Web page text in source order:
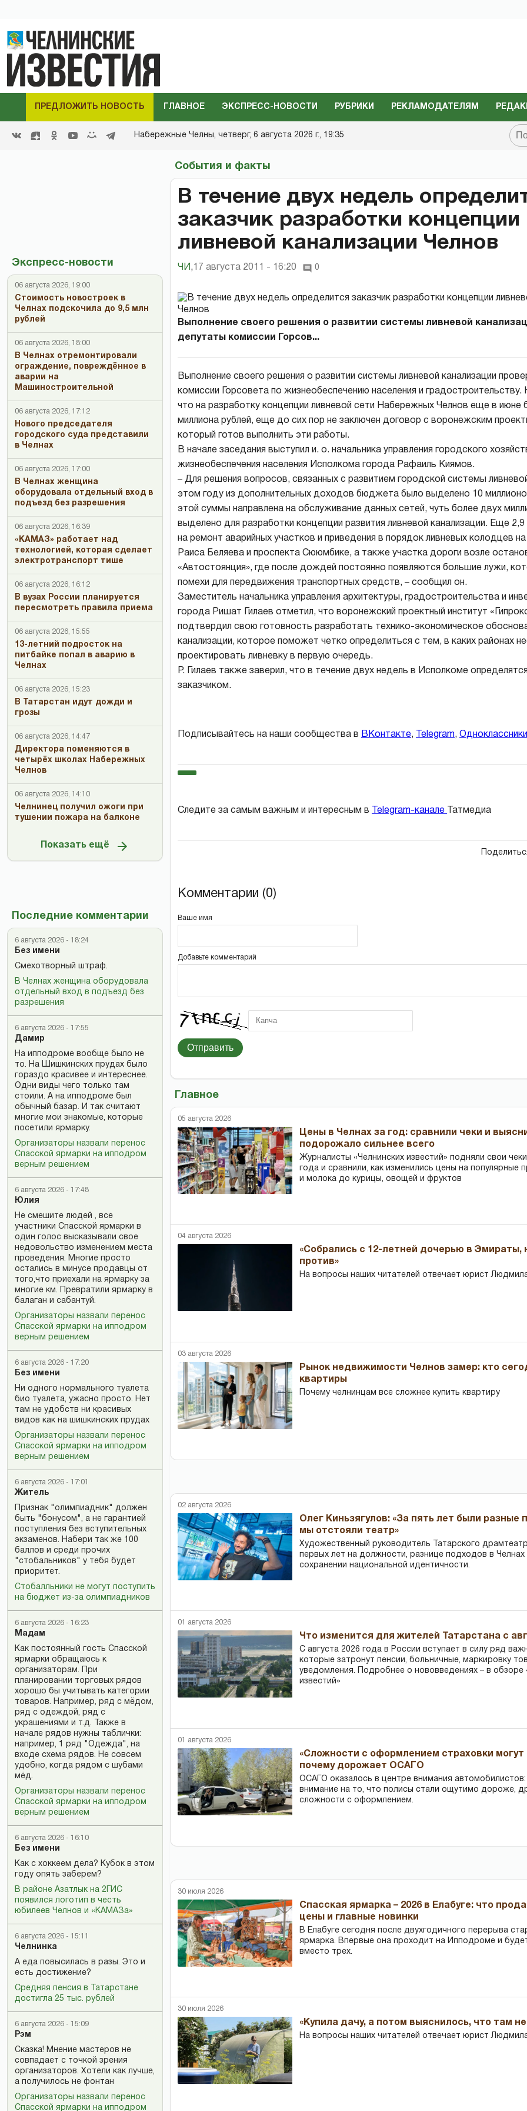
ПРЕДЛОЖИТЬ НОВОСТЬ ГЛАВНОЕ ЭКСПРЕСС-НОВОСТИ РУБРИКИ РЕКЛАМОДАТЕЛЯМ
Набережные Челны, четверг, 6 августа 2026 г., 19:35
Экспресс-новости
06 августа 2026, 19:00
Стоимость новостроек в
Челнах подскочила до 9,5 млн
рублей
06 августа 2026, 18:00
В Челнах отремонтировали
ограждение, повреждённое в
аварии на
Машиностроительной
06 августа 2026, 17:12
Нового председателя
городского суда представили
в Челнах
06 августа 2026, 17:00
В Челнах женщина
оборудовала отдельный вход в
подъезд без разрешения
06 августа 2026, 16:39
«КАМАЗ» работает над
технологией, которая сделает
электротранспорт тише
06 августа 2026, 16:12
В вузах России планируется
пересмотреть правила приема
06 августа 2026, 15:55
13-летний подросток на
питбайке попал в аварию в
Челнах
06 августа 2026, 15:23
В Татарстан идут дожди и
грозы
06 августа 2026, 14:47
Директора поменяются в
четырёх школах Набережных
Челнов
06 августа 2026, 14:10
Челнинец получил ожоги при
тушении пожара на балконе
Показать ещё
Последние комментарии
6 августа 2026 - 18:24
Без имени
Смехотворный штраф.
В Челнах женщина оборудовала
отдельный вход в подъезд без
разрешения
6 августа 2026 - 17:55
Дамир
На ипподроме вообще было не
то. На Шишкинских прудах было
гораздо красивее и интереснее.
Одни виды чего только там
стоили. А на ипподроме был
обычный базар. И так считают
многие мои знакомые, которые
посетили ярмарку.
Организаторы назвали перенос
Спасской ярмарки на ипподром
верным решением
6 августа 2026 - 17:48
Юлия
Не смешите людей , все
участники Спасской ярмарки в
один голос высказывали свое
недовольство изменением места
проведения. Многие просто
остались в минусе продавцы от
того,что приехали на ярмарку за
многие км. Превратили ярмарку в
балаган и сабантуй.
Организаторы назвали перенос
Спасской ярмарки на ипподром
верным решением
6 августа 2026 - 17:20
Без имени
Ни одного нормального туалета
био туалета, ужасно просто. Нет
там не удобств ни красивых
видов как на шишкинских прудах
Организаторы назвали перенос
Спасской ярмарки на ипподром
верным решением
6 августа 2026 - 17:01
Житель
Признак "олимпиадник" должен
быть "бонусом", а не гарантией
поступления без вступительных
экзаменов. Набери так же 100
баллов и среди прочих
"стобальников" у тебя будет
приоритет.
Стобалльники не могут поступить
на бюджет из-за олимпиадников
6 августа 2026 - 16:23
Мадам
Как постоянный гость Спасской
ярмарки обращаюсь к
организаторам. При
планировании торговых рядов
хорошо бы учитывать категории
товаров. Например, ряд с мёдом,
ряд с одеждой, ряд с
украшениями и т.д. Также в
начале рядов нужны таблички:
например, 1 ряд "Одежда", на
входе схема рядов. Не совсем
удобно, когда рядом с шубами
мёд.
Организаторы назвали перенос
Спасской ярмарки на ипподром
верным решением
6 августа 2026 - 16:10
Без имени
Как с хоккеем дела? Кубок в этом
году опять заберем?
В районе Азатлык на 2ГИС
появился логотип в честь
юбилеев Челнов и «КАМАЗа»
6 августа 2026 - 15:11
Челнинка
А еда повысилась в разы. Это и
есть достижение?
Средняя пенсия в Татарстане
достигла 25 тыс. рублей
6 августа 2026 - 15:09
Рэм
Сказка! Мнение мастеров не
совпадает с точкой зрения
организаторов. Хотели как лучше,
а получилось не фонтан
Организаторы назвали перенос
Спасской ярмарки на ипподром
События и факты
В течение двух недель
заказчик разработки концепции
ливневой канализации Челнов
ЧИ , 17 августа 2011 - 16:20 0
Выполнение своего решения о развитии системы ливневой
депутаты комиссии Горсов...
Выполнение своего решения о развитии системы ливневой канализации
комиссии Горсовета по жизнеобеспечению населения и
что на разработку концепции ливневой сети Набережных Челнов еще в июне
миллиона рублей, еще до сих пор не заключен договор с воронежским
который готов выполнить эти работы.
В начале заседания выступил и. о. начальника управления городского
жизнеобеспечения населения Исполкома города Рафаиль Киямов.
– Для решения вопросов, связанных с развитием городской системы
этом году из дополнительных доходов бюджета было выделено 10
этой суммы направлена на обслуживание данных сетей, чуть более двух
выделено для разработки концепции развития ливневой канализации. Еще 2,9
на ремонт аварийных участков и приведения в порядок ливневых колодцев
Раиса Беляева и проспекта Сююмбике, а также участка дороги возле
«Автостоянция», где после дождей постоянно появляются большие лужи,
помехи для передвижения транспортных средств, – сообщил он.
Заместитель начальника управления архитектуры, градостроительства и
города Ришат Гилаев отметил, что воронежский проектный институт
подтвердил свою готовность разработать технико-экономическое
канализации, которое поможет четко определиться с тем, в каких районах
проектировать ливневку в первую очередь.
Р. Гилаев также заверил, что в течение двух недель в Исполкоме
заказчиком.
Подписывайтесь на наши сообщества в ВКонтакте, Telegram, Одноклассники
Следите за самым важным и интересным в Telegram-канале Татмедиа
Комментарии (0)
Ваше имя
Добавьте комментарий
Отправить
Главное
05 августа 2026
Цены в Челнах за год: сравнили чеки и
подорожало сильнее всего
Журналисты «Челнинских известий» подняли свои
года и сравнили, как изменились цены на популярные
и молока до курицы, овощей и фруктов
04 августа 2026
«Собрались с 12-летней дочерью в
против»
На вопросы наших читателей отвечает юрист
03 августа 2026
Рынок недвижимости Челнов замер: кто
квартиры
Почему челнинцам все сложнее купить квартиру
02 августа 2026
Олег Киньзягулов: «За пять лет были разные
мы отстояли театр»
Художественный руководитель Татарского
первых лет на должности, разнице подходов в Челнах
сохранении национальной идентичности.
01 августа 2026
Что изменится для жителей Татарстана с
С августа 2026 года в России вступает в силу ряд
которые затронут пенсии, больничные, маркировку
уведомления. Подробнее о нововведениях – в обзоре
известий»
01 августа 2026
«Сложности с оформлением страховки могут
почему дорожает ОСАГО
ОСАГО оказалось в центре внимания
внимание на то, что полисы стали ощутимо дороже,
сложности с оформлением.
30 июля 2026
Спасская ярмарка – 2026 в Елабуге: что
цены и главные новинки
В Елабуге сегодня после двухгодичного перерыва
ярмарка. Впервые она проходит на Ипподроме и
вместо трех.
30 июля 2026
«Купила дачу, а потом выяснилось, что там
На вопросы наших читателей отвечает юрист